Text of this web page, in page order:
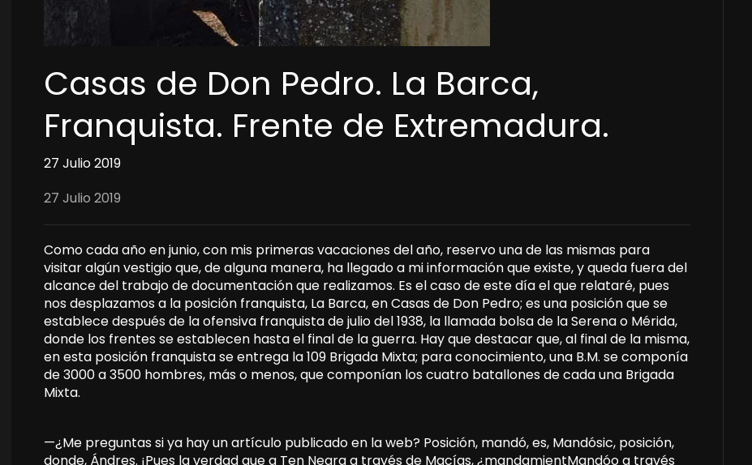
Casas de Don Pedro. La Barca,
Franquista. Frente de Extremadura.
27 Julio 2019
27 Julio 2019
Como cada año en junio, con mis primeras vacaciones del año, reservo una de las mismas para
visitar algún vestigio que, de alguna manera, ha llegado a mi información que existe, y queda fuera del
alcance del trabajo de documentación que realizamos. Es el caso de este día el que relataré, pues
nos desplazamos a la posición franquista, La Barca, en Casas de Don Pedro; es una posición que se
establece después de la ofensiva franquista de julio del 1938, la llamada bolsa de la Serena o Mérida,
donde los frentes se establecen hasta el final de la guerra. Hay que destacar que, al final de la misma,
en esta posición franquista se entrega la 109 Brigada Mixta; para conocimiento, una B.M. se componía
de 3000 a 3500 hombres, más o menos, que componían los cuatro batallones de cada una Brigada
Mixta.
—¿Me preguntas si ya hay un artículo publicado en la web? Posición, mandó, es, Mandósic, posición,
donde, Ándres. ¡Pues la verdad que a Ten Negra a través de Macías, ¿mandamientMandóo a través